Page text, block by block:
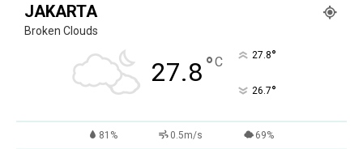
JAKARTA
Broken Clouds
27.8°C 27.8°
26.7°
81% 0.5m/s 69%